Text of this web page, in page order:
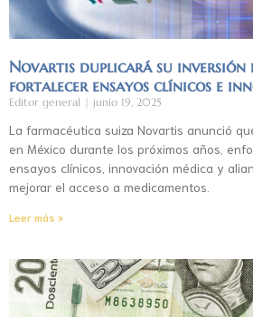
Novartis duplicará su inversión
fortalecer ensayos clínicos e
Editor general junio 19, 2025
La farmacéutica suiza Novartis anunció
en México durante los próximos años,
ensayos clínicos, innovación médica y
mejorar el acceso a medicamentos.
Leer más »